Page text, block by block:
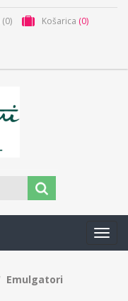
(0) Košarica (0)
Emulgatori